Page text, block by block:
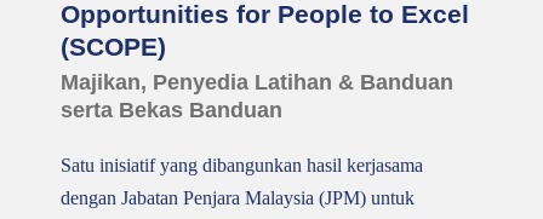
Opportunities for People to Excel
(SCOPE)
Majikan, Penyedia Latihan & Banduan
serta Bekas Banduan
Satu inisiatif yang dibangunkan hasil kerjasama
dengan Jabatan Penjara Malaysia (JPM) untuk